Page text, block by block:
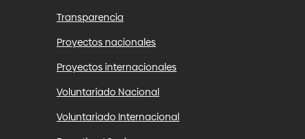
Transparencia
Proyectos nacionales
Proyectos internacionales
Voluntariado Nacional
Voluntariado Internacional